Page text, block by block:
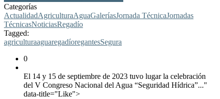
Categorías
ActualidadAgriculturaAguaGaleríasJornada TécnicaJornadas
TécnicasNoticiasRegadío
Tagged:
agriculturaaguaregadíoregantesSegura
0
El 14 y 15 de septiembre de 2023 tuvo lugar la celebración
del V Congreso Nacional del Agua “Seguridad Hídrica”..."
data-title="Like">